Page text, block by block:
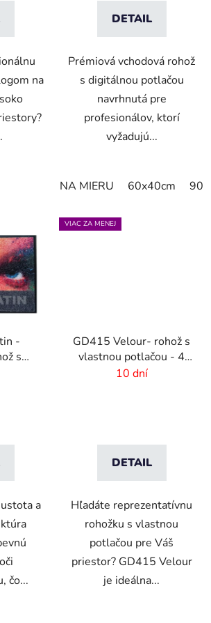
na
DETAIL
Prémiová vchodová rohož
s digitálnou potlačou
navrhnutá pre
profesionálov, ktorí
vyžadujú...
NA MIERU 60x40cm
-
s
a
a
čo...
VIAC ZA MENEJ
GD415 Velour- rohož s
vlastnou potlačou - 4
mm vlas
10 dní
DETAIL
Hľadáte reprezentatívnu
rohožku s vlastnou
potlačou pre Váš
priestor? GD415 Velour
je ideálna...